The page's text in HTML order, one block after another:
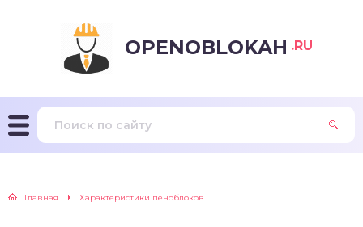
OPENOBLOKAH .RU
Главная Характеристики пеноблоков